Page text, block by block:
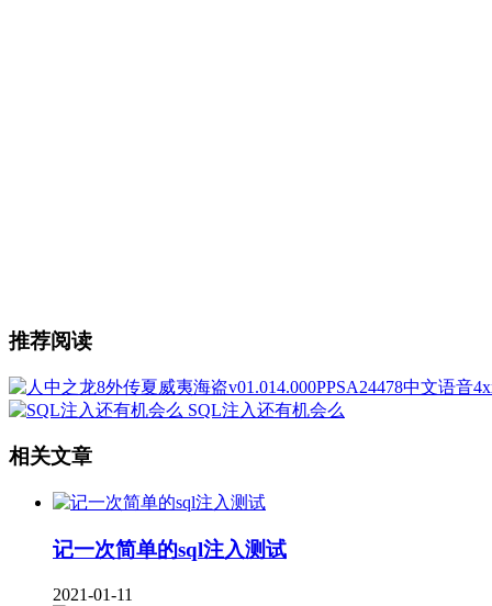
推荐阅读
SQL注入还有机会么
相关文章
记一次简单的sql注入测试
2021-01-11